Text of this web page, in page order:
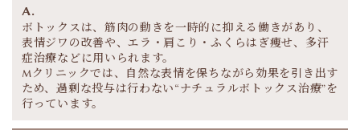
A.
ボトックスは、筋肉の動きを一時的に抑える働きがあり、
表情ジワの改善や、エラ・肩こり・ふくらはぎ痩せ、多汗
症治療などに用いられます。
Mクリニックでは、自然な表情を保ちながら効果を引き出す
ため、過剰な投与は行わない“ナチュラルボトックス治療”を
行っています。